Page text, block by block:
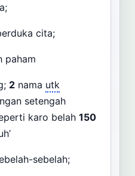
cita;
paham
2 nama utk
setengah
karo belah 150
sebelah;